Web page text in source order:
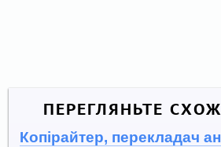
ПЕРЕГЛЯНЬТЕ
Копірайтер, перекладач